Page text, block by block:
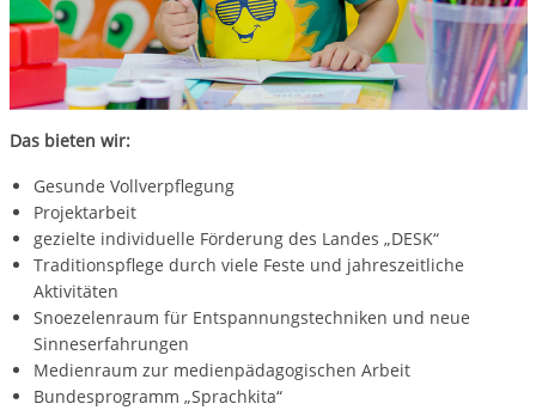
Das bieten wir:
Gesunde Vollverpflegung
Projektarbeit
gezielte individuelle Förderung des Landes „DESK“
Traditionspflege durch viele Feste und jahreszeitliche
Aktivitäten
Snoezelenraum für Entspannungstechniken und neue
Sinneserfahrungen
Medienraum zur medienpädagogischen Arbeit
Bundesprogramm „Sprachkita“